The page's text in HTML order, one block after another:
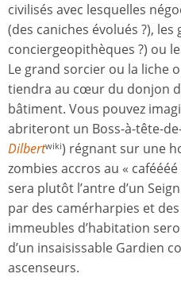
civilisés avec lesquelles
(des caniches évolués ?), les
conciergeopithèques ?) ou
Le grand sorcier ou la liche
tiendra au cœur du donjon
bâtiment. Vous pouvez
abriteront un Boss-à-tête-
Dilbertwiki) régnant sur une
zombies accros au «
sera plutôt l’antre d’un
par des camérharpies et
immeubles d’habitation
d’un insaisissable Gardien
ascenseurs.